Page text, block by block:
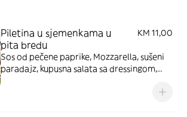
Piletina u sjemenkama u
pita bredu
KM 11,00
Sos od pečene paprike, Mozzarella, sušeni
paradajz, kupusna salata sa dressingom,